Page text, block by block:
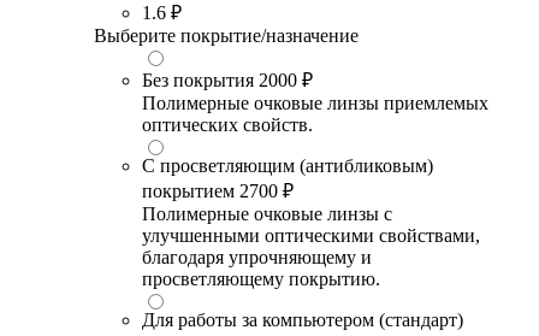
1.6 ₽
Выберите покрытие/назначение
Без покрытия 2000 ₽
Полимерные очковые линзы приемлемых
оптических свойств.
С просветляющим (антибликовым)
покрытием 2700 ₽
Полимерные очковые линзы с
улучшенными оптическими свойствами,
благодаря упрочняющему и
просветляющему покрытию.
Для работы за компьютером (стандарт)